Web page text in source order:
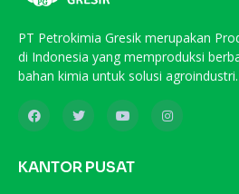
PT Petrokimia Gresik merupakan
di Indonesia yang memproduksi
bahan kimia untuk solusi agroindustri.
KANTOR PUSAT